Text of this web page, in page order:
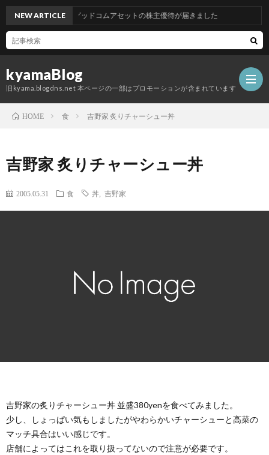
kyamaBlog
旧kyama.blogdns.net 本ページの一部はプロモーションが含まれています
NEW ARTICLEグッドコムアセットの株主優待が届きました
HOME 食 吉野家 炙りチャーシュー丼
吉野家 炙りチャーシュー丼
2005.05.31 食 丼 吉野家
吉野家の炙りチャーシュー丼 並盛380yenを食べてみました。
少し、しょっぱい気もしましたがやわらかいチャーシューと高菜の
マッチ具合はいい感じです。
店舗によってはこれを取り扱ってないので注意が必要です。